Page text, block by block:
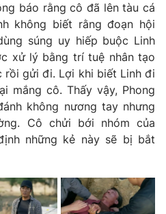
báo rằng cô đã lên tàu cá
không biết rằng đoạn hội
súng uy hiếp buộc Linh
xử lý bằng trí tuệ nhân tạo
rồi gửi đi. Lợi khi biết Linh đi
mắng cô. Thấy vậy, Phong
không nương tay nhưng
Cô chửi bới nhóm của
những kẻ này sẽ bị bắt